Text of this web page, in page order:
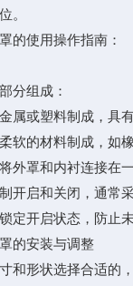
。
使用操作指南：
组成：
或塑料制成，具有
的材料制成，如橡
罩和内衬连接在一
启和关闭，通常采
开启状态，防止未
安装与调整
形状选择合适的，